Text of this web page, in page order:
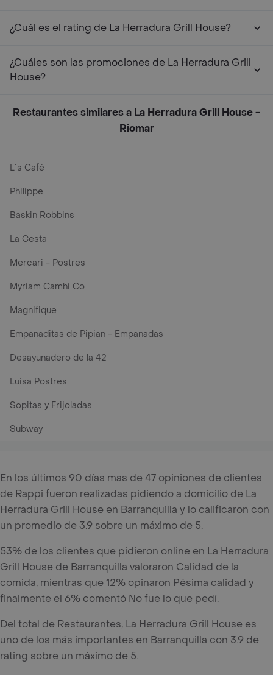
¿Cuál es el rating de La Herradura Grill House?
¿Cuáles son las promociones de La Herradura Grill
House?
Restaurantes similares a La Herradura Grill House -
Riomar
L´s Café
Philippe
Baskin Robbins
La Cesta
Mercari - Postres
Myriam Camhi Co
Magnifique
Empanaditas de Pipian - Empanadas
Desayunadero de la 42
Luisa Postres
Sopitas y Frijoladas
Subway
En los últimos 90 días mas de 47 opiniones de clientes
de Rappi fueron realizadas pidiendo a domicilio de La
Herradura Grill House en Barranquilla y lo calificaron con
un promedio de 3.9 sobre un máximo de 5.
53% de los clientes que pidieron online en La Herradura
Grill House de Barranquilla valoraron Calidad de la
comida, mientras que 12% opinaron Pésima calidad y
finalmente el 6% comentó No fue lo que pedí.
Del total de Restaurantes, La Herradura Grill House es
uno de los más importantes en Barranquilla con 3.9 de
rating sobre un máximo de 5.